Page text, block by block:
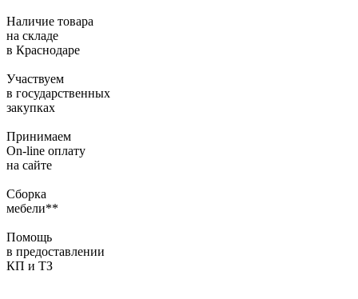
Наличие товара
на складе
в Краснодаре
Участвуем
в государственных
закупках
Принимаем
On-line оплату
на сайте
Сборка
мебели**
Помощь
в предоставлении
КП и ТЗ